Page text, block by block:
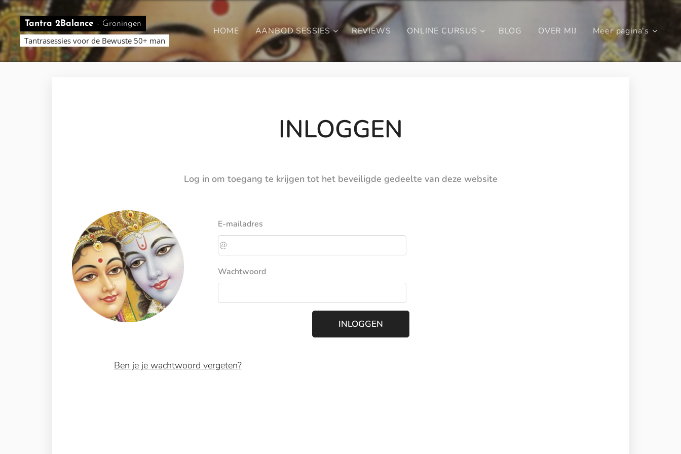
Tantra 2Balance - Groningen
Tantrasessies voor de Bewuste 50+ man
HOME AANBOD SESSIES REVIEWS ONLINE CURSUS BLOG OVER MIJ Meer pagina's
INLOGGEN
Log in om toegang te krijgen tot het beveiligde gedeelte van deze website
E-mailadres
Wachtwoord
INLOGGEN
Ben je je wachtwoord vergeten?